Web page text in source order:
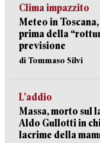
Clima impazzito
Meteo in
prima della
previsione
di Tommaso Silvi
L’addio
Massa, morto sul
Aldo Gullotti in
lacrime della